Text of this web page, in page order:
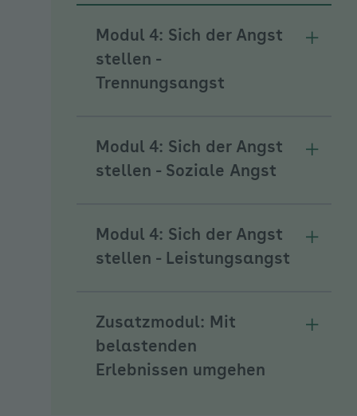
Modul 4: Sich der Angst
stellen -
Trennungsangst
Modul 4: Sich der Angst
stellen - Soziale Angst
Modul 4: Sich der Angst
stellen - Leistungsangst
Zusatzmodul: Mit
belastenden
Erlebnissen umgehen